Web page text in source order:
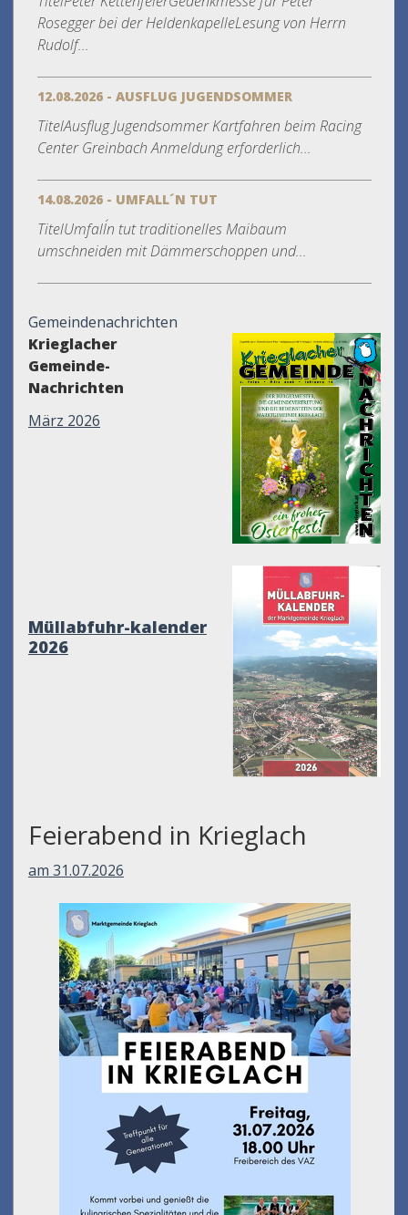
Rosegger bei der HeldenkapelleLesung von Herrn
Rudolf...
12.08.2026 - AUSFLUG JUGENDSOMMER
TitelAusflug Jugendsommer Kartfahren beim Racing
Center Greinbach Anmeldung erforderlich...
14.08.2026 - UMFALL´N TUT
TitelUmfall´n tut traditionelles Maibaum
umschneiden mit Dämmerschoppen und...
Gemeindenachrichten
Krieglacher
Gemeinde-
Nachrichten
März 2026
Müllabfuhr-kalender
2026
Feierabend in Krieglach
am 31.07.2026